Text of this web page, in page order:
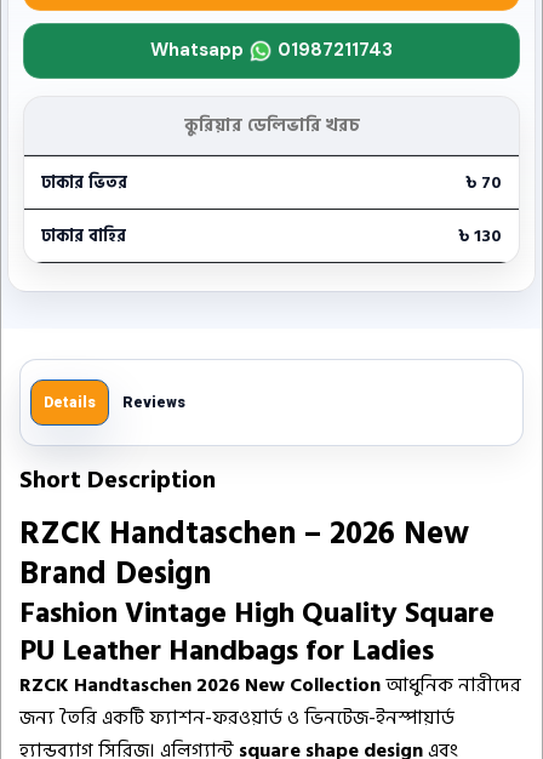
Whatsapp 01987211743
কুরিয়ার ডেলিভারি খরচ
ঢাকার ভিতর
৳ 70
ঢাকার বাহির
৳ 130
Details Reviews
Short Description
RZCK Handtaschen – 2026 New
Brand Design
Fashion Vintage High Quality Square
PU Leather Handbags for Ladies
RZCK Handtaschen 2026 New Collectionআধুনিক নারীদের
জন্য তৈরি একটি ফ্যাশন-ফরওয়ার্ড ও ভিনটেজ-ইনস্পায়ার্ড
হ্যান্ডব্যাগ সিরিজ। এলিগ্যান্টsquare shape designএবং